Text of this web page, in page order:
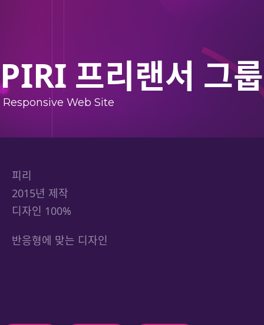
PIRI 프리랜서 그룹
Responsive Web Site
피리
2015년 제작
디자인 100%
반응형에 맞는 디자인